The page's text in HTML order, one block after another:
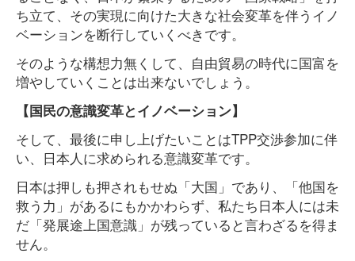
ち立て、その実現に向けた大きな社会変革を伴うイノ
ベーションを断行していくべきです。
そのような構想力無くして、自由貿易の時代に国富を
増やしていくことは出来ないでしょう。
【国民の意識変革とイノベーション】
そして、最後に申し上げたいことはTPP交渉参加に伴
い、日本人に求められる意識変革です。
日本は押しも押されもせぬ「大国」であり、「他国を
救う力」があるにもかかわらず、私たち日本人には未
だ「発展途上国意識」が残っていると言わざるを得ま
せん。